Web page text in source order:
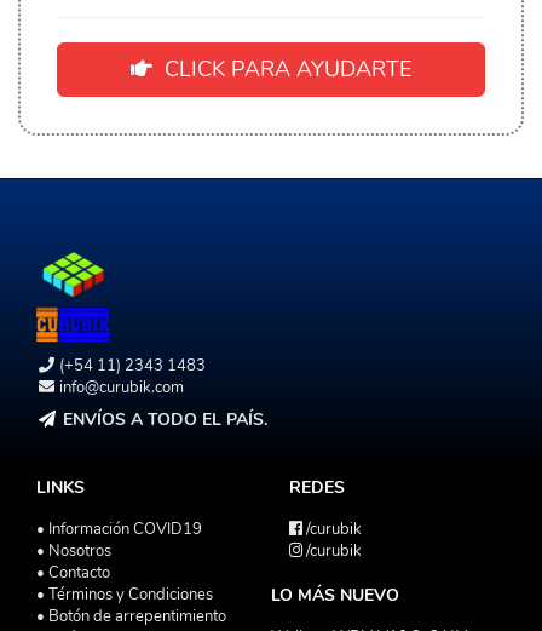
CLICK PARA AYUDARTE
(+54 11) 2343 1483
info@curubik.com
ENVÍOS A TODO EL PAÍS.
LINKS
• Información COVID19
• Nosotros
• Contacto
• Términos y Condiciones
• Botón de arrepentimiento
REDES
/curubik
/curubik
LO MÁS NUEVO